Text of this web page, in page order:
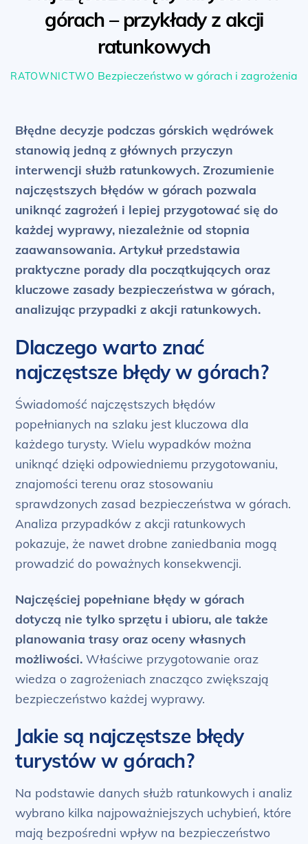
górach – przykłady z akcji
ratunkowych
RATOWNICTWO Bezpieczeństwo w górach i zagrożenia
Błędne decyzje podczas górskich wędrówek
stanowią jedną z głównych przyczyn
interwencji służb ratunkowych. Zrozumienie
najczęstszych błędów w górach pozwala
uniknąć zagrożeń i lepiej przygotować się do
każdej wyprawy, niezależnie od stopnia
zaawansowania. Artykuł przedstawia
praktyczne porady dla początkujących oraz
kluczowe zasady bezpieczeństwa w górach,
analizując przypadki z akcji ratunkowych.
Dlaczego warto znać
najczęstsze błędy w górach?
Świadomość najczęstszych błędów
popełnianych na szlaku jest kluczowa dla
każdego turysty. Wielu wypadków można
uniknąć dzięki odpowiedniemu przygotowaniu,
znajomości terenu oraz stosowaniu
sprawdzonych zasad bezpieczeństwa w górach.
Analiza przypadków z akcji ratunkowych
pokazuje, że nawet drobne zaniedbania mogą
prowadzić do poważnych konsekwencji.
Najczęściej popełniane błędy w górach
dotyczą nie tylko sprzętu i ubioru, ale także
planowania trasy oraz oceny własnych
możliwości. Właściwe przygotowanie oraz
wiedza o zagrożeniach znacząco zwiększają
bezpieczeństwo każdej wyprawy.
Jakie są najczęstsze błędy
turystów w górach?
Na podstawie danych służb ratunkowych i analiz
wybrano kilka najpoważniejszych uchybień, które
mają bezpośredni wpływ na bezpieczeństwo